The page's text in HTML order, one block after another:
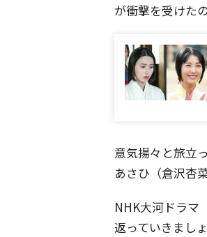
が衝撃を受けた
意気揚々と旅立
あさひ（倉沢杏
NHK大河ドラマ
返っていきまし